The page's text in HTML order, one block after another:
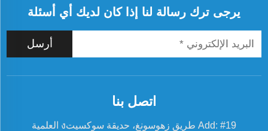
يرجى ترك رسالة لنا إذا كان لديك أي أسئلة
أرسل
اتصل بنا
Add: #19 طريق زهوسونغ، حديقة سوكسيتง العلمية